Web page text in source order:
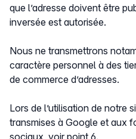
que l’adresse doivent être
inversée est autorisée.
Nous ne transmettrons
caractère personnel à des
de commerce d’adresses.
Lors de l’utilisation de notre
transmises à Google et aux
sociaux, voir point 6.